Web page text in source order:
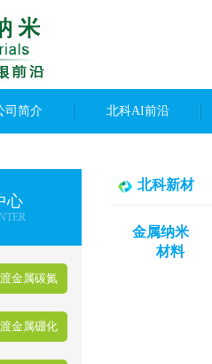
司简介 北科AI前沿
心
金属碳氮
金属硼化
北科新材
金属纳米
材料